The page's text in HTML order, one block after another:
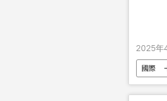
2025年
國際